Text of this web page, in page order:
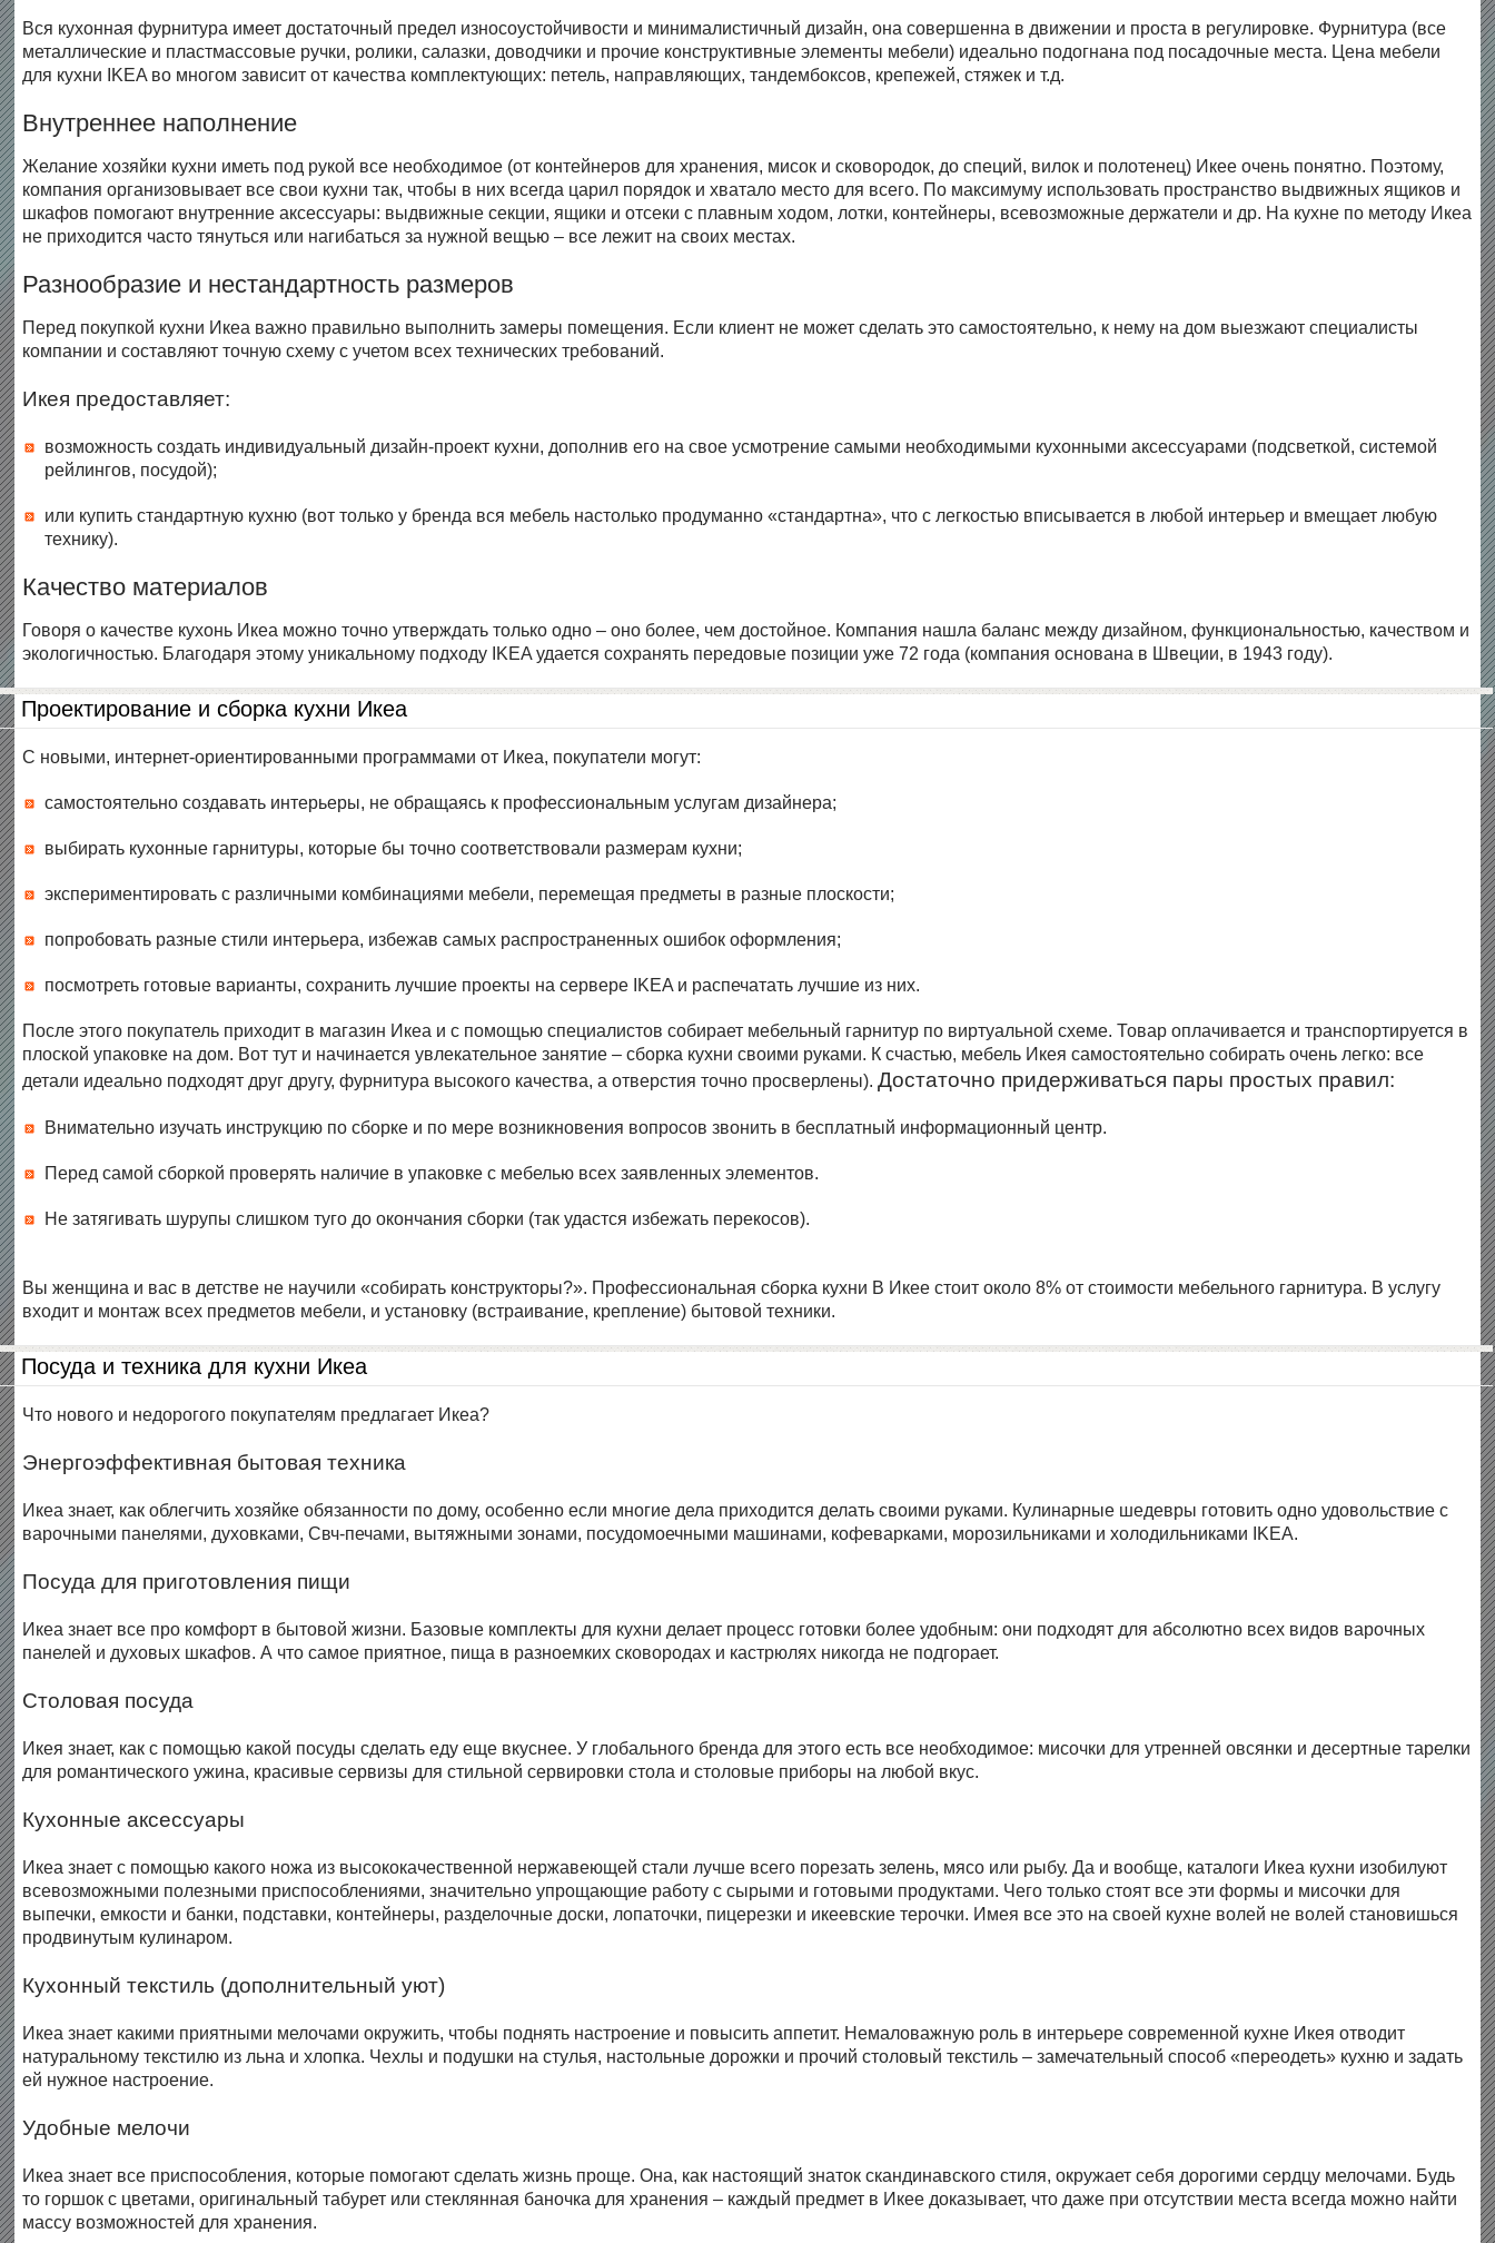
Вся кухонная фурнитура имеет достаточный предел износоустойчивости и минималистичный дизайн, она совершенна в движении и проста в регулировке. Фурнитура (все
металлические и пластмассовые ручки, ролики, салазки, доводчики и прочие конструктивные элементы мебели) идеально подогнана под посадочные места. Цена мебели
для кухни IKEA во многом зависит от качества комплектующих: петель, направляющих, тандембоксов, крепежей, стяжек и т.д.
Внутреннее наполнение
Желание хозяйки кухни иметь под рукой все необходимое (от контейнеров для хранения, мисок и сковородок, до специй, вилок и полотенец) Икее очень понятно. Поэтому,
компания организовывает все свои кухни так, чтобы в них всегда царил порядок и хватало место для всего. По максимуму использовать пространство выдвижных ящиков и
шкафов помогают внутренние аксессуары: выдвижные секции, ящики и отсеки с плавным ходом, лотки, контейнеры, всевозможные держатели и др. На кухне по методу Икеа
не приходится часто тянуться или нагибаться за нужной вещью – все лежит на своих местах.
Разнообразие и нестандартность размеров
Перед покупкой кухни Икеа важно правильно выполнить замеры помещения. Если клиент не может сделать это самостоятельно, к нему на дом выезжают специалисты
компании и составляют точную схему с учетом всех технических требований.
Икея предоставляет:
возможность создать индивидуальный дизайн-проект кухни, дополнив его на свое усмотрение самыми необходимыми кухонными аксессуарами (подсветкой, системой
рейлингов, посудой);
или купить стандартную кухню (вот только у бренда вся мебель настолько продуманно «стандартна», что с легкостью вписывается в любой интерьер и вмещает любую
технику).
Качество материалов
Говоря о качестве кухонь Икеа можно точно утверждать только одно – оно более, чем достойное. Компания нашла баланс между дизайном, функциональностью, качеством и
экологичностью. Благодаря этому уникальному подходу IKEA удается сохранять передовые позиции уже 72 года (компания основана в Швеции, в 1943 году).
Проектирование и сборка кухни Икеа
С новыми, интернет-ориентированными программами от Икеа, покупатели могут:
самостоятельно создавать интерьеры, не обращаясь к профессиональным услугам дизайнера;
выбирать кухонные гарнитуры, которые бы точно соответствовали размерам кухни;
экспериментировать с различными комбинациями мебели, перемещая предметы в разные плоскости;
попробовать разные стили интерьера, избежав самых распространенных ошибок оформления;
посмотреть готовые варианты, сохранить лучшие проекты на сервере IKEA и распечатать лучшие из них.
После этого покупатель приходит в магазин Икеа и с помощью специалистов собирает мебельный гарнитур по виртуальной схеме. Товар оплачивается и транспортируется в
плоской упаковке на дом. Вот тут и начинается увлекательное занятие – сборка кухни своими руками. К счастью, мебель Икея самостоятельно собирать очень легко: все
детали идеально подходят друг другу, фурнитура высокого качества, а отверстия точно просверлены). Достаточно придерживаться пары простых правил:
Внимательно изучать инструкцию по сборке и по мере возникновения вопросов звонить в бесплатный информационный центр.
Перед самой сборкой проверять наличие в упаковке с мебелью всех заявленных элементов.
Не затягивать шурупы слишком туго до окончания сборки (так удастся избежать перекосов).
Вы женщина и вас в детстве не научили «собирать конструкторы?». Профессиональная сборка кухни В Икее стоит около 8% от стоимости мебельного гарнитура. В услугу
входит и монтаж всех предметов мебели, и установку (встраивание, крепление) бытовой техники.
Посуда и техника для кухни Икеа
Что нового и недорогого покупателям предлагает Икеа?
Энергоэффективная бытовая техника
Икеа знает, как облегчить хозяйке обязанности по дому, особенно если многие дела приходится делать своими руками. Кулинарные шедевры готовить одно удовольствие с
варочными панелями, духовками, Свч-печами, вытяжными зонами, посудомоечными машинами, кофеварками, морозильниками и холодильниками IKEA.
Посуда для приготовления пищи
Икеа знает все про комфорт в бытовой жизни. Базовые комплекты для кухни делает процесс готовки более удобным: они подходят для абсолютно всех видов варочных
панелей и духовых шкафов. А что самое приятное, пища в разноемких сковородах и кастрюлях никогда не подгорает.
Столовая посуда
Икея знает, как с помощью какой посуды сделать еду еще вкуснее. У глобального бренда для этого есть все необходимое: мисочки для утренней овсянки и десертные тарелки
для романтического ужина, красивые сервизы для стильной сервировки стола и столовые приборы на любой вкус.
Кухонные аксессуары
Икеа знает с помощью какого ножа из высококачественной нержавеющей стали лучше всего порезать зелень, мясо или рыбу. Да и вообще, каталоги Икеа кухни изобилуют
всевозможными полезными приспособлениями, значительно упрощающие работу с сырыми и готовыми продуктами. Чего только стоят все эти формы и мисочки для
выпечки, емкости и банки, подставки, контейнеры, разделочные доски, лопаточки, пицерезки и икеевские терочки. Имея все это на своей кухне волей не волей становишься
продвинутым кулинаром.
Кухонный текстиль (дополнительный уют)
Икеа знает какими приятными мелочами окружить, чтобы поднять настроение и повысить аппетит. Немаловажную роль в интерьере современной кухне Икея отводит
натуральному текстилю из льна и хлопка. Чехлы и подушки на стулья, настольные дорожки и прочий столовый текстиль – замечательный способ «переодеть» кухню и задать
ей нужное настроение.
Удобные мелочи
Икеа знает все приспособления, которые помогают сделать жизнь проще. Она, как настоящий знаток скандинавского стиля, окружает себя дорогими сердцу мелочами. Будь
то горшок с цветами, оригинальный табурет или стеклянная баночка для хранения – каждый предмет в Икее доказывает, что даже при отсутствии места всегда можно найти
массу возможностей для хранения.